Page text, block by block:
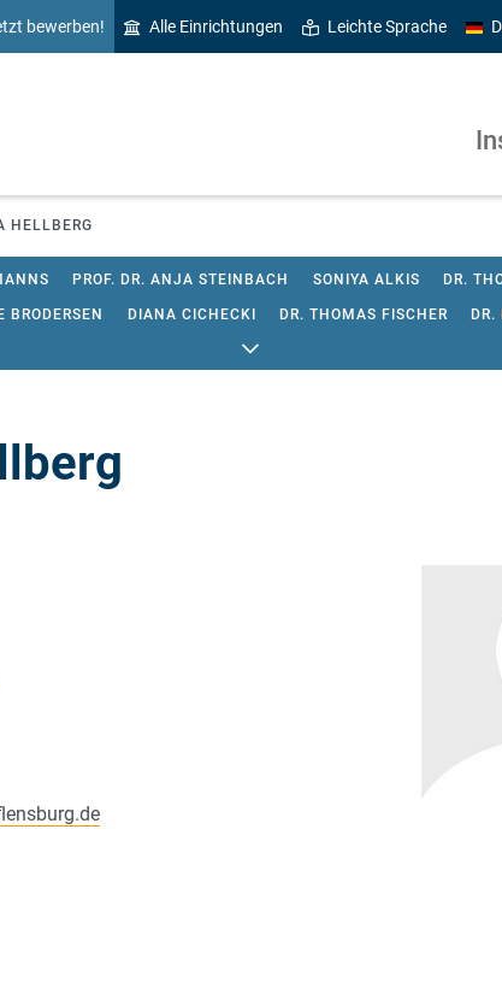
bewerben! Alle Einrichtungen Leichte Sprache
HELLBERG
PROF. DR. ANJA STEINBACH SONIYA ALKIS DR.
BRODERSEN DIANA CICHECKI DR. THOMAS FISCHER DR.
DR. HELENE GÖTSCHEL